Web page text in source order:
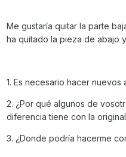
Me gustaría quitar la parte
ha quitado la pieza de abajo
1. Es necesario hacer
2. ¿Por qué algunos de
diferencia tiene con la
3. ¿Donde podría hacerme